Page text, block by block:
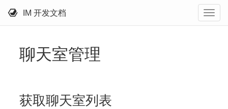
IM 开发文档
聊天室管理
获取聊天室列表